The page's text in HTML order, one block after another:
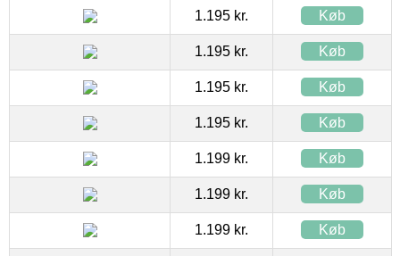
1.195 kr. Køb
1.195 kr. Køb
1.195 kr. Køb
1.195 kr. Køb
1.199 kr. Køb
1.199 kr. Køb
1.199 kr. Køb